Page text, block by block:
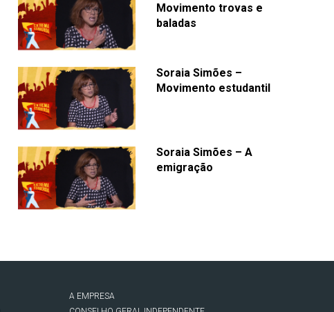
Movimento trovas e
baladas
Soraia Simões –
Movimento estudantil
Soraia Simões – A
emigração
A EMPRESA